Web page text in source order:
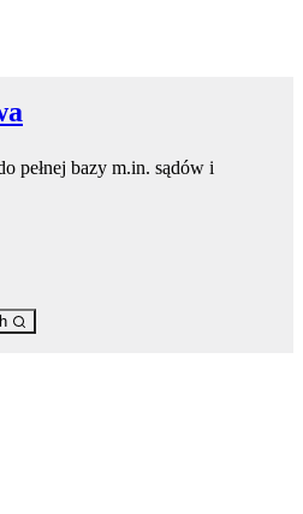
pełnej bazy m.in. sądów i